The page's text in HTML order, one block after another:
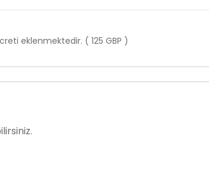
eklenmektedir. ( 125 GBP )